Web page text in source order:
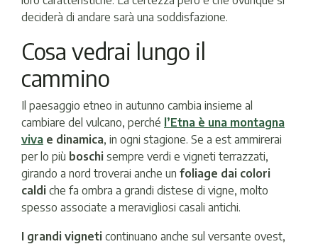
deciderà di andare sarà una soddisfazione.
Cosa vedrai lungo il
cammino
Il paesaggio etneo in autunno cambia insieme al
cambiare del vulcano, perché l’Etna è una montagna
viva e dinamica, in ogni stagione. Se a est ammirerai
per lo più boschi sempre verdi e vigneti terrazzati,
girando a nord troverai anche un foliage dai colori
caldi che fa ombra a grandi distese di vigne, molto
spesso associate a meravigliosi casali antichi.
I grandi vigneti continuano anche sul versante ovest,